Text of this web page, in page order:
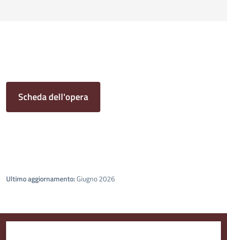
Scheda dell'opera
Ultimo aggiornamento:Giugno 2026